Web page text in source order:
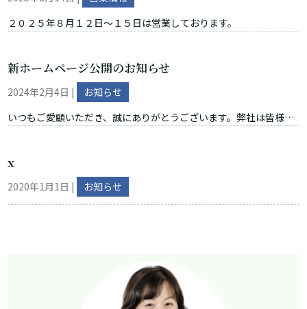
２０２５年８月１２日～１５日は営業しております。
新ホームページ公開のお知らせ
2024年2月4日 |
お知らせ
いつもご愛顧いただき、誠にありがとうございます。弊社は皆様に
より使いやすく、情報がより一層充実しております。改良されたデ
ザインと新機能をご体験いただき、お客様にとって価値ある情報を
提供できることを願っております。 主な変更点： 新しいデザインと
x
2020年1月1日 | お知らせ